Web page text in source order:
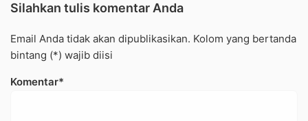
Silahkan tulis komentar Anda
Email Anda tidak akan dipublikasikan. Kolom yang bertanda
bintang (*) wajib diisi
Komentar*